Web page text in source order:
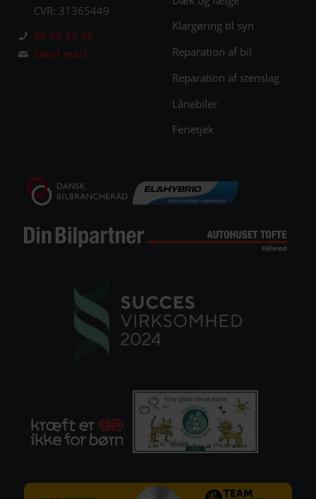
CVR: 31365449
48 24 22 48
Send mail
Klargøring til syn
Reparation af bil
Reparation af stenslag
Lånebiler
Ferietjek